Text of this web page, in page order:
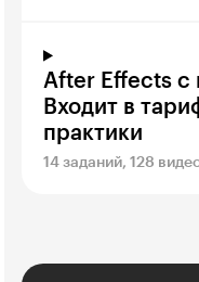
After Effects с
Входит в
практики
14 заданий, 128